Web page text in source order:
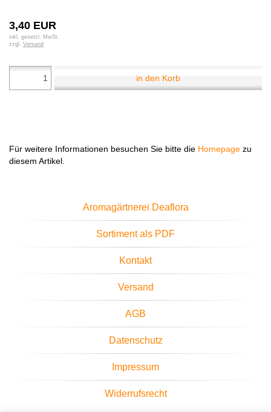
3,40 EUR
inkl. gesetzl. MwSt.
zzgl. Versand
in den Korb
Für weitere Informationen besuchen Sie bitte die Homepage zu
diesem Artikel.
Aromagärtnerei Deaflora
Sortiment als PDF
Kontakt
Versand
AGB
Datenschutz
Impressum
Widerrufsrecht